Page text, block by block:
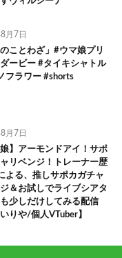
月7日
のことわざ」#ウマ娘プリ
ービー #タイキシャトル
フラワー #shorts
月7日
娘】アーモンドアイ！サポ
リベンジ！トレーナー歴
よる、推しサポカガチャ
＆お試しでライブシアタ
少しだけしてみる配信
いりや/個人VTuber】